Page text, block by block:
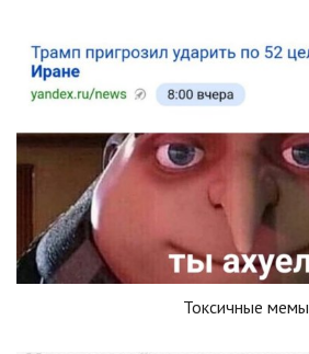
Токсичные мемы